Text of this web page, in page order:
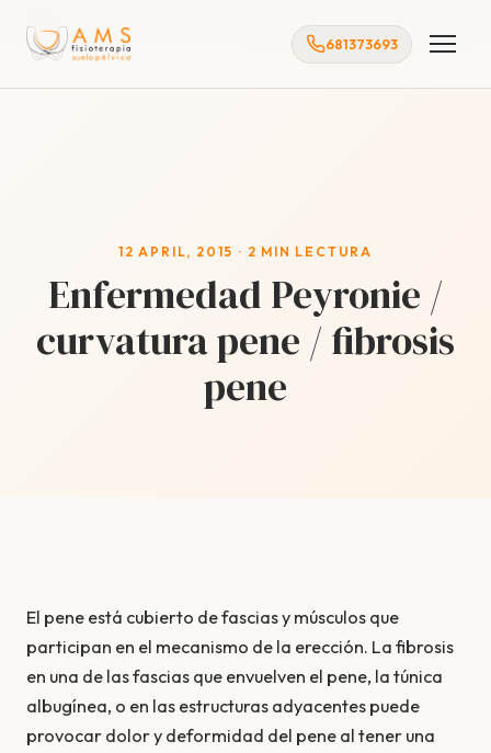
681373693
12 APRIL, 2015 · 2 MIN LECTURA
Enfermedad Peyronie /
curvatura pene / fibrosis
pene
El pene está cubierto de fascias y músculos que
participan en el mecanismo de la erección. La fibrosis
en una de las fascias que envuelven el pene, la túnica
albugínea, o en las estructuras adyacentes puede
provocar dolor y deformidad del pene al tener una